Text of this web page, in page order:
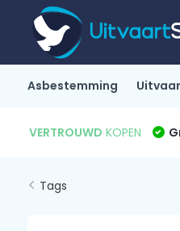
Asbestemming
VERTROUWD KOPEN
Tags